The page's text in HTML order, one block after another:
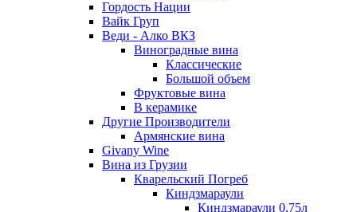
Гордость Нации
Вайк Груп
Веди - Алко ВКЗ
Виноградные вина
Классические
Большой объем
Фруктовые вина
В керамике
Другие Производители
Армянские вина
Givany Wine
Вина из Грузии
Кварельский Погреб
Киндзмараули
Киндзмараули 0,75л